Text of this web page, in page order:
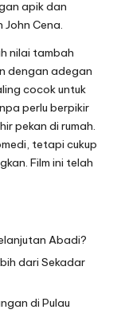
apik dan
Cena.
nilai tambah
dengan adegan
cocok untuk
perlu berpikir
pekan di rumah.
tetapi cukup
Film ini telah
Abadi?
dari Sekadar
di Pulau